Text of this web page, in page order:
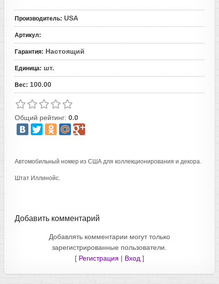
Производитель: USA
Артикул:
Гарантия: Настоящий
Единица: шт.
Вес: 100.00
Общий рейтинг: 0.0
Автомобильный номер из США для коллекционирования и декора.
Штат Иллинойс.
Добавить комментарий
Добавлять комментарии могут только
зарегистрированные пользователи.
[ Регистрация | Вход ]